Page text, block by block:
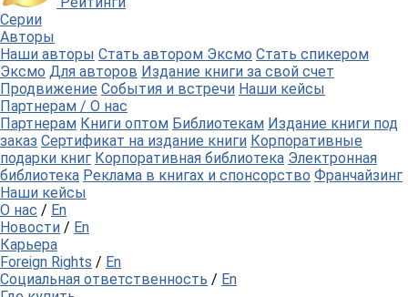
Серии
Авторы
Наши авторы Стать автором Эксмо Стать спикером
Эксмо Для авторов Издание книги за свой счет
Продвижение События и встречи Наши кейсы
Партнерам / О нас
Партнерам Книги оптом Библиотекам Издание книги под
заказ Сертификат на издание книги Корпоративные
подарки книг Корпоративная библиотека Электронная
библиотека Реклама в книгах и спонсорство Франчайзинг
Наши кейсы
О нас / En
Новости / En
Карьера
Foreign Rights / En
Социальная ответственность / En